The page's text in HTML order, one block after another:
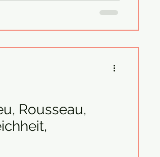
Rousseau,